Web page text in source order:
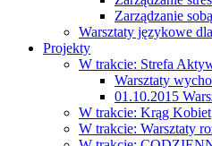
Zarządzanie
Warsztaty językowe
Projekty
W trakcie: Strefa
Warsztaty
01.10.2015
W trakcie: Krąg Kobiet
W trakcie: Warsztaty